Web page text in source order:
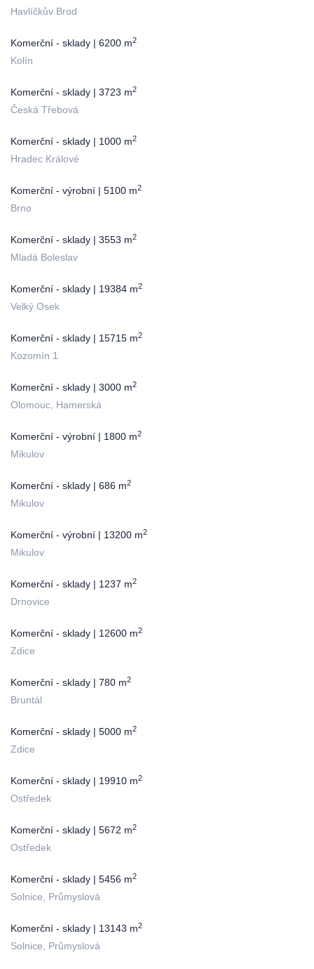
Havlíčkův Brod
Komerční - sklady | 6200 m2
Kolín
Komerční - sklady | 3723 m2
Česká Třebová
Komerční - sklady | 1000 m2
Hradec Králové
Komerční - výrobní | 5100 m2
Brno
Komerční - sklady | 3553 m2
Mladá Boleslav
Komerční - sklady | 19384 m2
Velký Osek
Komerční - sklady | 15715 m2
Kozomín 1
Komerční - sklady | 3000 m2
Olomouc, Hamerská
Komerční - výrobní | 1800 m2
Mikulov
Komerční - sklady | 686 m2
Mikulov
Komerční - výrobní | 13200 m2
Mikulov
Komerční - sklady | 1237 m2
Drnovice
Komerční - sklady | 12600 m2
Zdice
Komerční - sklady | 780 m2
Bruntál
Komerční - sklady | 5000 m2
Zdice
Komerční - sklady | 19910 m2
Ostředek
Komerční - sklady | 5672 m2
Ostředek
Komerční - sklady | 5456 m2
Solnice, Průmyslová
Komerční - sklady | 13143 m2
Solnice, Průmyslová